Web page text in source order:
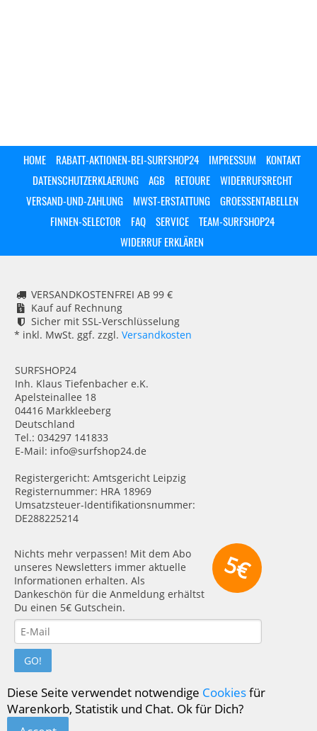
HOME RABATT-AKTIONEN-BEI-SURFSHOP24 IMPRESSUM
KONTAKT
DATENSCHUTZERKLAERUNG
AGB RETOURE
WIDERRUFSRECHT
VERSAND-UND-ZAHLUNG
MWST-ERSTATTUNG
GROESSENTABELLEN
FINNEN-SELECTOR
FAQ SERVICE
TEAM-SURFSHOP24
WIDERRUF ERKLÄREN
VERSANDKOSTENFREI AB 99 €
Kauf auf Rechnung
Sicher mit SSL-Verschlüsselung
* inkl. MwSt. ggf. zzgl. Versandkosten
SURFSHOP24
Inh. Klaus Tiefenbacher e.K.
Apelsteinallee 18
04416 Markkleeberg
Deutschland
Tel.: 034297 141833
E-Mail: info@surfshop24.de
Registergericht: Amtsgericht Leipzig
Registernummer: HRA 18969
Umsatzsteuer-Identifikationsnummer:
DE288225214
5€
Nichts mehr verpassen! Mit dem Abo
unseres Newsletters immer aktuelle
Informationen erhalten. Als
Dankeschön für die Anmeldung erhältst
Du einen 5€ Gutschein.
GO!
Diese Seite verwendet notwendige Cookiesfür
Warenkorb, Statistik und Chat. Ok für Dich?